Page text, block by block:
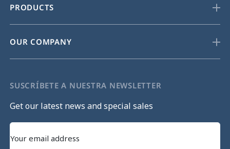
PRODUCTS
OUR COMPANY
SUSCRÍBETE A NUESTRA NEWSLETTER
Get our latest news and special sales